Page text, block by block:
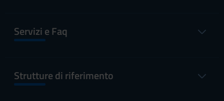
Servizi e Faq
Strutture di riferimento